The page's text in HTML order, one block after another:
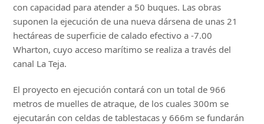
con capacidad para atender a 50 buques. Las obras
suponen la ejecución de una nueva dársena de unas 21
hectáreas de superficie de calado efectivo a -7.00
Wharton, cuyo acceso marítimo se realiza a través del
canal La Teja.
El proyecto en ejecución contará con un total de 966
metros de muelles de atraque, de los cuales 300m se
ejecutarán con celdas de tablestacas y 666m se fundarán